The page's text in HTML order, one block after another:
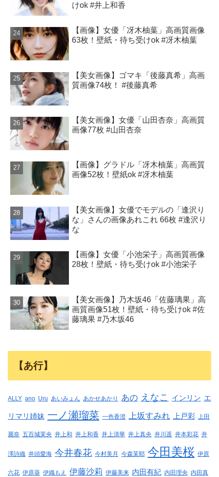
けok #井上和香
【画像】女優「冴木柚葉」高画質画像
63枚！壁紙・待ち受けok #冴木柚葉
【美女画像】ゴマキ「後藤真希」高画
質画像74枚！ #後藤真希
【美女画像】女優「山田杏奈」高画質
画像77枚 #山田杏奈
【画像】グラドル「冴木柚葉」高画質
画像52枚！壁紙ok #冴木柚葉
【美女画像】女優でモデルの「逢沢り
な」さんの画像あれこれ 66枚 #逢沢り
な
【画像】女優「小池栄子」高画質画像
28枚！壁紙・待ち受けok #小池栄子
【美女画像】乃木坂46「佐藤璃果」高
画質画像51枚！壁紙・待ち受けok #佐
藤璃果 #乃木坂46
【あ行】
ALLY ano Uru あいみょん あかせあかり あの えなこ インリン エ
リマリ姉妹 一ノ瀬瑠菜 一色香澄 上坂すみれ 上戸彩 上田
麗奈 五百城茉央 井上和 井上和香 井上清華 井上真央 井川遥 井本彩花 井
澤詩織 井頭愛海 今井春花 今村美月 今森茉耶 今田美桜 伊原
六花 伊原葵 伊織もえ 伊藤沙莉 伊藤美来 内田有紀 内田理央 内田真